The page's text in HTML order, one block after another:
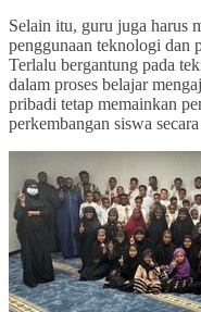
Selain itu, guru juga harus
penggunaan teknologi dan
Terlalu bergantung pada
dalam proses belajar
pribadi tetap memainkan
perkembangan siswa